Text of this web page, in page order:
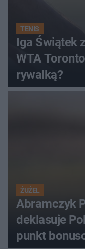
TENIS
Iga Świątek
WTA
rywalką?
ŻUŻEL
Abramczyk
deklasuje
punkt